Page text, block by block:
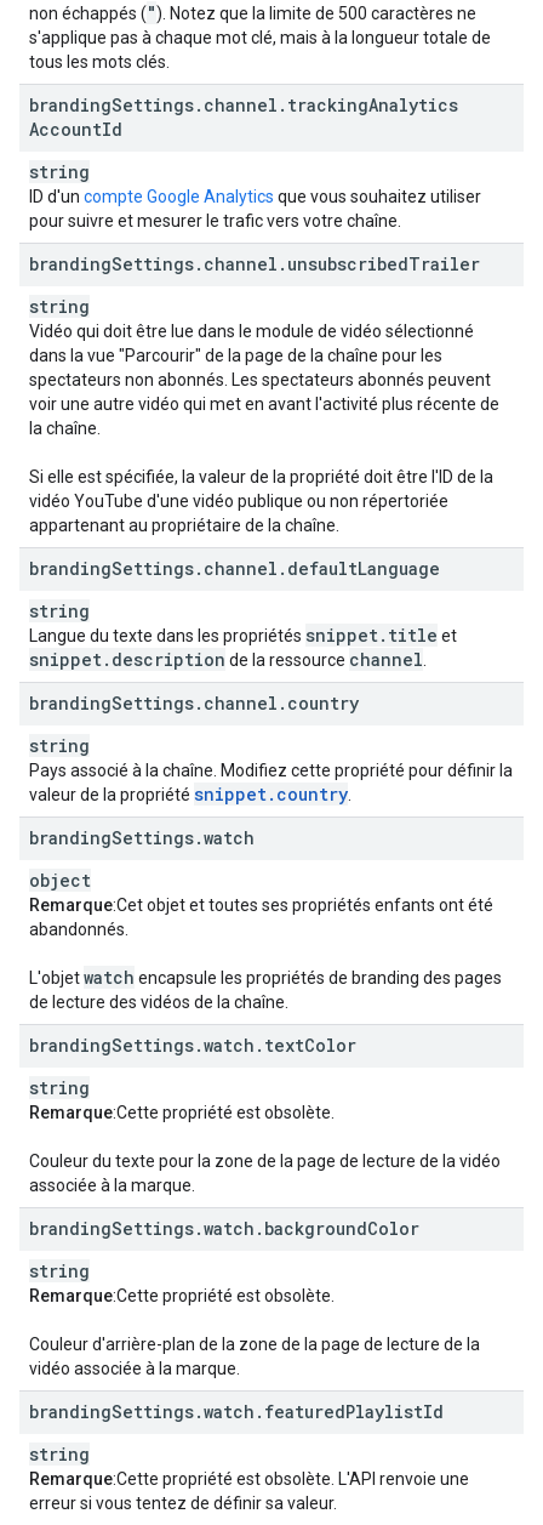
non échappés ("). Notez que la limite de 500 caractères ne
s'applique pas à chaque mot clé, mais à la longueur totale de
tous les mots clés.
brandingSettings. channel . trackingAnalytics
AccountId
string
ID d'un compte Google Analytics que vous souhaitez utiliser
pour suivre et mesurer le trafic vers votre chaîne.
brandingSettings. channel . unsubscribedTrailer
string
Vidéo qui doit être lue dans le module de vidéo sélectionné
dans la vue "Parcourir" de la page de la chaîne pour les
spectateurs non abonnés. Les spectateurs abonnés peuvent
voir une autre vidéo qui met en avant l'activité plus récente de
la chaîne.
Si elle est spécifiée, la valeur de la propriété doit être l'ID de la
vidéo YouTube d'une vidéo publique ou non répertoriée
appartenant au propriétaire de la chaîne.
brandingSettings. channel . defaultLanguage
string
Langue du texte dans les propriétés snippet. title et
snippet. description de la ressource channel
brandingSettings. channel . country
string
Pays associé à la chaîne. Modifiez cette propriété pour définir la
valeur de la propriété snippet. country
brandingSettings.watch
object
Remarque:Cet objet et toutes ses propriétés enfants ont été
abandonnés.
L'objetwatch encapsule les propriétés de branding des pages
de lecture des vidéos de la chaîne.
brandingSettings.watch . textColor
string
Remarque:Cette propriété est obsolète.
Couleur du texte pour la zone de la page de lecture de la vidéo
associée à la marque.
brandingSettings.watch . backgroundColor
string
Remarque:Cette propriété est obsolète.
Couleur d'arrière-plan de la zone de la page de lecture de la
vidéo associée à la marque.
brandingSettings.watch . featuredPlaylistId
string
Remarque:Cette propriété est obsolète. L'API renvoie une
erreur si vous tentez de définir sa valeur.